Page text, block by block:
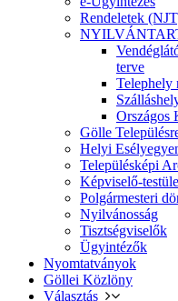
Rendeletek
terve
Telephely
Országos
Gölle
Helyi
Településképi
Képviselő-
Polgármesteri
Nyilvánosság
Tisztségviselők
Ügyintézők
Nyomtatványok
Göllei Közlöny
Választás